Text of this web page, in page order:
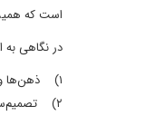
است که
در نگاهی به
۱) ذهن‌ها و سخن‌ها محدود و ریتوریک و شعاری می‌شود،
۲) تصمیم‌سازی‌ها معیوب می‌شود،